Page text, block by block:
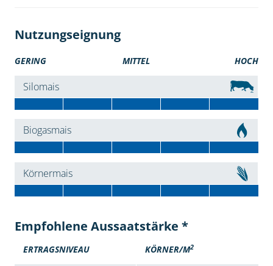
Nutzungseignung
GERING MITTEL HOCH
Silomais
Biogasmais
Körnermais
Empfohlene Aussaatstärke *
ERTRAGSNIVEAU KÖRNER/M2